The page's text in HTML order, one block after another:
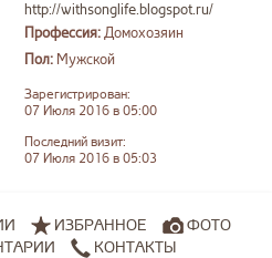
http://withsonglife.blogspot.ru/
Профессия:Домохозяин
Пол: Мужской
Зарегистрирован:
07 Июля 2016 в 05:00
Последний визит:
07 Июля 2016 в 05:03
ИЗБРАННОЕ
ФОТО
КОНТАКТЫ